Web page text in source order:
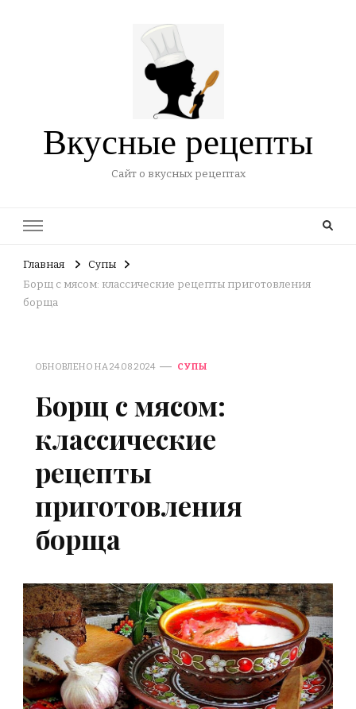
Вкусные рецепты
Сайт о вкусных рецептах
Главная
Супы
Борщ с мясом: классические рецепты приготовления
борща
ОБНОВЛЕНО НА 24.08.2024 СУПЫ
Борщ с мясом:
классические
рецепты
приготовления
борща